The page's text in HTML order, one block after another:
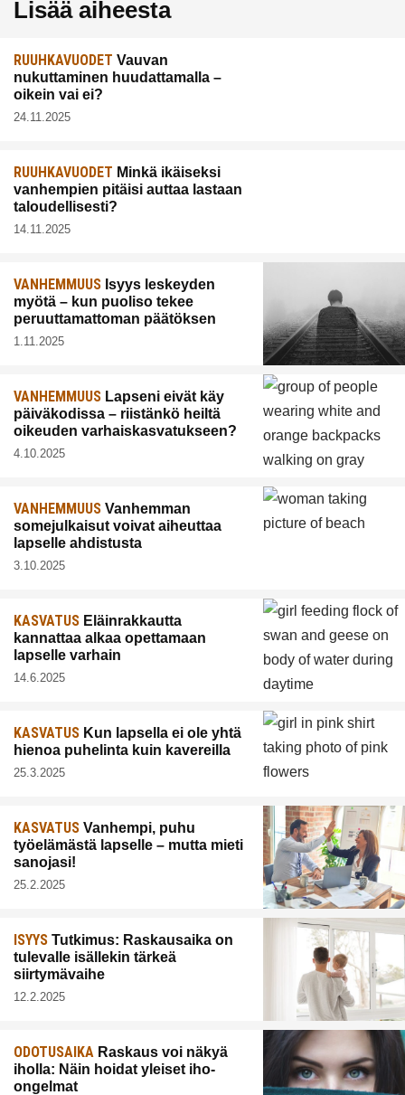
Lisää aiheesta
RUUHKAVUODET Vauvan
nukuttaminen huudattamalla –
oikein vai ei?
24.11.2025
RUUHKAVUODET Minkä ikäiseksi
vanhempien pitäisi auttaa lastaan
taloudellisesti?
14.11.2025
VANHEMMUUS Isyys leskeyden
myötä – kun puoliso tekee
peruuttamattoman päätöksen
1.11.2025
VANHEMMUUS Lapseni eivät käy
päiväkodissa – riistänkö heiltä
oikeuden varhaiskasvatukseen?
4.10.2025
VANHEMMUUS Vanhemman
somejulkaisut voivat aiheuttaa
lapselle ahdistusta
3.10.2025
KASVATUS Eläinrakkautta
kannattaa alkaa opettamaan
lapselle varhain
14.6.2025
KASVATUS Kun lapsella ei ole yhtä
hienoa puhelinta kuin kavereilla
25.3.2025
KASVATUS Vanhempi, puhu
työelämästä lapselle – mutta mieti
sanojasi!
25.2.2025
ISYYS Tutkimus: Raskausaika on
tulevalle isällekin tärkeä
siirtymävaihe
12.2.2025
ODOTUSAIKA Raskaus voi näkyä
iholla: Näin hoidat yleiset iho-
ongelmat